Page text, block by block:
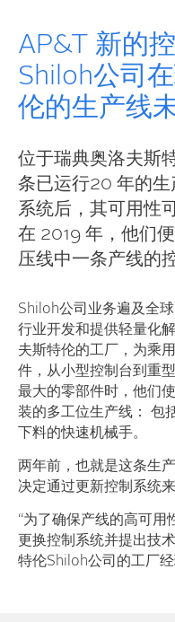
AP&T 新的
Shiloh公司
伦的生产线
位于瑞典奥洛夫斯
条已运行20 年的生
系统后，其可用性
在 2019 年，他们
压线中一条产线的
Shiloh公司业务遍及全
行业开发和提供轻量化
夫斯特伦的工厂，为乘
件，从小型控制台到重
最大的零部件时，他们
装的多工位生产线： 包
下料的快速机械手。
两年前，也就是这条生
决定通过更新控制系统
“为了确保产线的高可用
更换控制系统并提出技
特伦Shiloh公司的工厂